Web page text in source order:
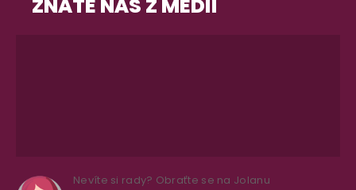
ZNÁTE NÁS Z MÉDIÍ
Nevíte si rady? Obraťte se na Jolanu